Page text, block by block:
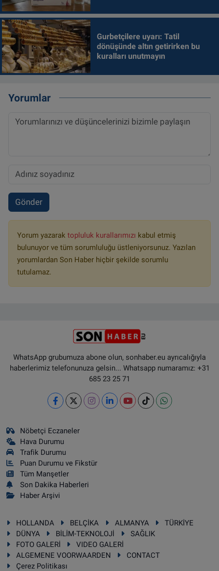
Gurbetçilere uyarı: Tatil
dönüşünde altın getirirken bu
kuralları unutmayın
Yorumlar
Gönder
Yorum yazarak topluluk kurallarımızı kabul etmiş
bulunuyor ve tüm sorumluluğu üstleniyorsunuz. Yazılan
yorumlardan Son Haber hiçbir şekilde sorumlu
tutulamaz.
WhatsApp grubumuza abone olun, sonhaber.eu ayrıcalığıyla
haberlerimiz telefonunuza gelsin... Whatsapp numaramız: +31
685 23 25 71
Nöbetçi Eczaneler
Hava Durumu
Trafik Durumu
Puan Durumu ve Fikstür
Tüm Manşetler
Son Dakika Haberleri
Haber Arşivi
HOLLANDA BELÇİKA ALMANYA
TÜRKİYE
DÜNYA
BİLİM-TEKNOLOJİ
SAĞLIK
FOTO GALERİ
VIDEO GALERİ
ALGEMENE VOORWAARDEN
CONTACT
Çerez Politikası